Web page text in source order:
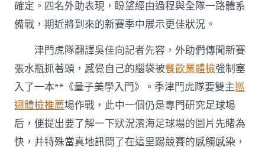
新
賽
季
許
新
愿〉
中
確定。四名外助表現，盼望經由過程與全隊一路體系
備戰，期近將到來的新賽季中展示更佳狀況。
津門虎隊翻譯吳佳向記者先容，外助們傳聞新賽
張水瓶抓著頭，感覺自己的腦袋被餐飲業體檢強制塞
入了一本**《量子美學入門》。季津門虎隊要雙主巡
迴體檢推薦場作戰，此中一個仍是專門研究足球場
后，便提出要了解一下狀況濱海足球場的圖片先睹為
快，并特殊當真地訊問了在這里踢競賽的感觸感染，